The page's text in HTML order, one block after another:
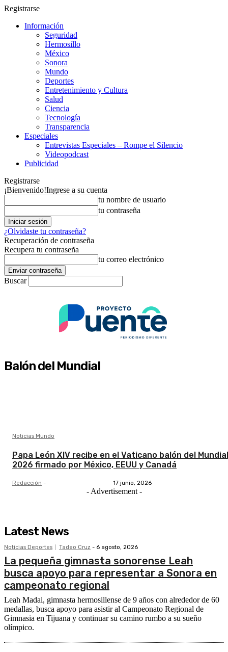
Registrarse
Información
Seguridad
Hermosillo
México
Sonora
Mundo
Deportes
Entretenimiento y Cultura
Salud
Ciencia
Tecnología
Transparencia
Especiales
Entrevistas Especiales – Rompe el Silencio
Videopodcast
Publicidad
Registrarse
¡Bienvenido!Ingrese a su cuenta
tu nombre de usuario
tu contraseña
¿Olvidaste tu contraseña?
Recuperación de contraseña
Recupera tu contraseña
tu correo electrónico
Buscar
Balón del Mundial
Noticias Mundo
Papa León XIV recibe en el Vaticano balón del Mundial
2026 firmado por México, EEUU y Canadá
Redacción - 17 junio, 2026
- Advertisement -
Latest News
Noticias Deportes Tadeo Cruz - 6 agosto, 2026
La pequeña gimnasta sonorense Leah
busca apoyo para representar a Sonora en
campeonato regional
Leah Madai, gimnasta hermosillense de 9 años con alrededor de 60
medallas, busca apoyo para asistir al Campeonato Regional de
Gimnasia en Tijuana y continuar su camino rumbo a su sueño
olímpico.